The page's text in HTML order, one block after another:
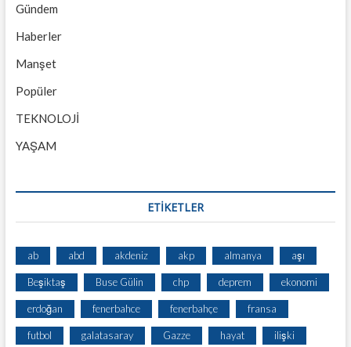
Gündem
Haberler
Manşet
Popüler
TEKNOLOJİ
YAŞAM
ETİKETLER
ab abd akdeniz akp almanya aşı
Beşiktaş Buse Gülin chp deprem ekonomi
erdoğan fenerbahce fenerbahçe fransa
futbol galatasaray Gazze hayat ilişki